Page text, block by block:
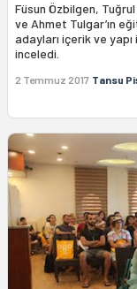
Füsun Özbilgen,
ve Ahmet Tulgar’ın
adayları içerik ve
inceledi.
2 Temmuz 2017 Tansu